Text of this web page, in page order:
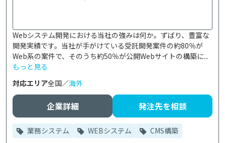
Webシステム開発における当社の強みは何か。ずばり、豊富な
開発実績です。当社が手がけている受託開発案件の約80％が
Web系の案件で、そのうち約50％が公開Webサイトの構築に...
もっと見る
対応エリア全国／海外
企業詳細 発注先を相談
業務システム WEBシステム CMS構築